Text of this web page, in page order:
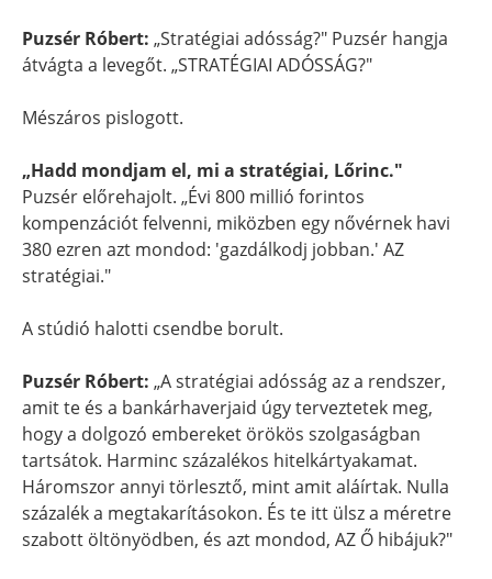
Puzsér Róbert: „Stratégiai adósság?" Puzsér hangja
átvágta a levegőt. „STRATÉGIAI ADÓSSÁG?"
Mészáros pislogott.
„Hadd mondjam el, mi a stratégiai, Lőrinc."
Puzsér előrehajolt. „Évi 800 millió forintos
kompenzációt felvenni, miközben egy nővérnek havi
380 ezren azt mondod: 'gazdálkodj jobban.' AZ
stratégiai."
A stúdió halotti csendbe borult.
Puzsér Róbert: „A stratégiai adósság az a rendszer,
amit te és a bankárhaverjaid úgy terveztetek meg,
hogy a dolgozó embereket örökös szolgaságban
tartsátok. Harminc százalékos hitelkártyakamat.
Háromszor annyi törlesztő, mint amit aláírtak. Nulla
százalék a megtakarításokon. És te itt ülsz a méretre
szabott öltönyödben, és azt mondod, AZ Ő hibájuk?"